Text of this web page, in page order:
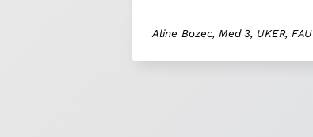
Aline Bozec, Med 3, UKER, FAU